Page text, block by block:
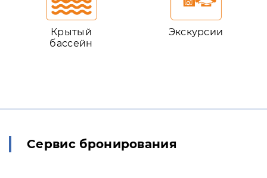
Крытый
бассейн
Экскурсии
Сервис бронирования